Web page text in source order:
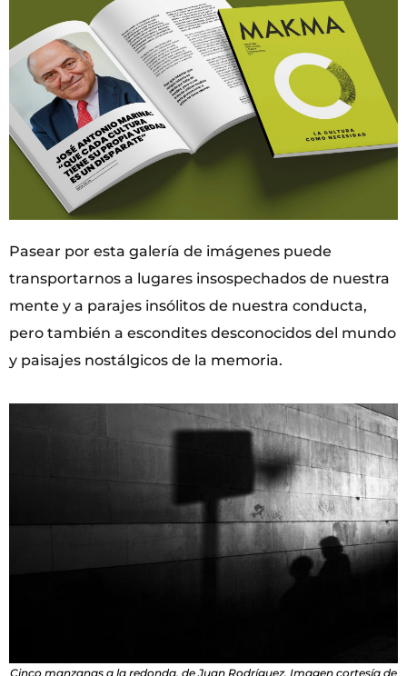
Pasear por esta galería de imágenes puede
transportarnos a lugares insospechados de nuestra
mente y a parajes insólitos de nuestra conducta,
pero también a escondites desconocidos del mundo
y paisajes nostálgicos de la memoria.
Cinco manzanas a la redonda, de Juan Rodríguez. Imagen cortesía de